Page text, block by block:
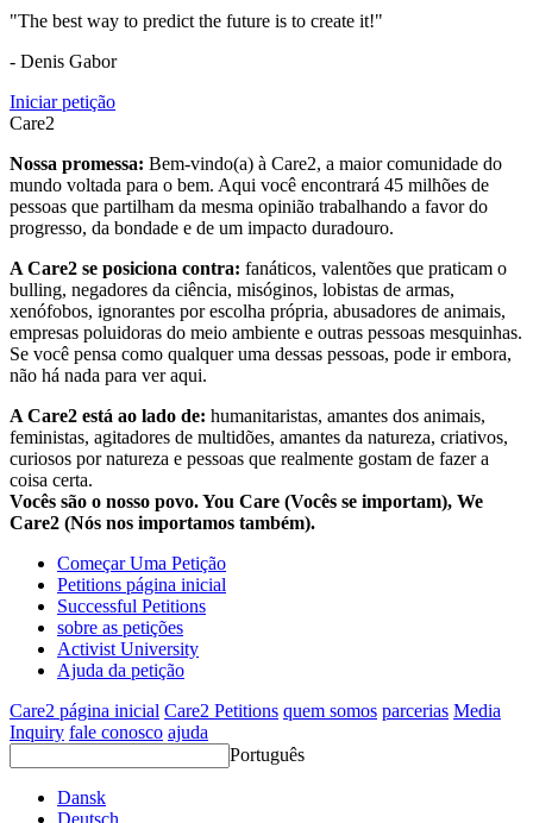
"The best way to predict the future is to create it!"
- Denis Gabor
Iniciar petição
Care2
Nossa promessa: Bem-vindo(a) à Care2, a maior comunidade do
mundo voltada para o bem. Aqui você encontrará 45 milhões de
pessoas que partilham da mesma opinião trabalhando a favor do
progresso, da bondade e de um impacto duradouro.
A Care2 se posiciona contra: fanáticos, valentões que praticam o
bulling, negadores da ciência, misóginos, lobistas de armas,
xenófobos, ignorantes por escolha própria, abusadores de animais,
empresas poluidoras do meio ambiente e outras pessoas mesquinhas.
Se você pensa como qualquer uma dessas pessoas, pode ir embora,
não há nada para ver aqui.
A Care2 está ao lado de: humanitaristas, amantes dos animais,
feministas, agitadores de multidões, amantes da natureza, criativos,
curiosos por natureza e pessoas que realmente gostam de fazer a
coisa certa.
Vocês são o nosso povo. You Care (Vocês se importam), We
Care2 (Nós nos importamos também).
Começar Uma Petição
Petitions página inicial
Successful Petitions
sobre as petições
Activist University
Ajuda da petição
Care2 página inicial Care2 Petitions quem somos parcerias Media
Inquiry fale conosco ajuda
Português
Dansk